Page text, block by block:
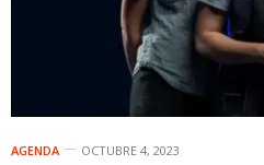
AGENDA OCTUBRE 4, 2023